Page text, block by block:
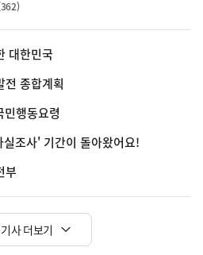
대한민국
전 종합계획
행동요령
조사' 기간이 돌아왔어요!
부
사 더보기